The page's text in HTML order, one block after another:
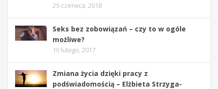
25 czerwca, 2018
Seks bez zobowiązań – czy to w ogóle
możliwe?
10 lutego, 2017
Zmiana życia dzięki pracy z
podświadomością – Elżbieta Strzyga-